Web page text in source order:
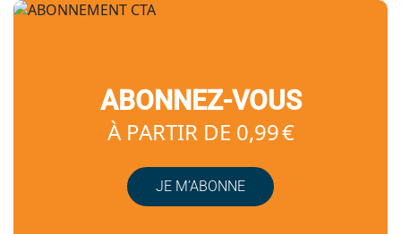
ABONNEZ-VOUS
À PARTIR DE 0,99 €
JE M’ABONNE